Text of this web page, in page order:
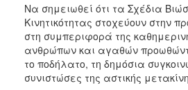
Να σημειωθεί ότι τα Σχέδια
Κινητικότητας στοχεύουν στην
στη συμπεριφορά της
ανθρώπων και αγαθών
το ποδήλατο, τη δημόσια
συνιστώσες της αστικής